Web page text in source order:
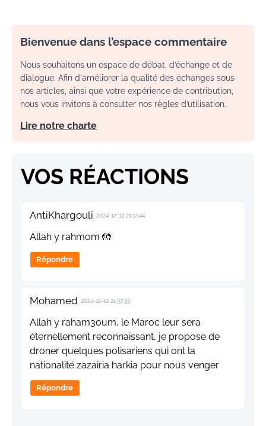
Bienvenue dans l’espace commentaire
Nous souhaitons un espace de débat, d’échange et de
dialogue. Afin d'améliorer la qualité des échanges sous
nos articles, ainsi que votre expérience de contribution,
nous vous invitons à consulter nos règles d’utilisation.
Lire notre charte
VOS RÉACTIONS
AntiKhargouli 2024-12-13 21:12:44
Allah y rahmom 🤲
Répondre
Mohamed 2024-12-12 21:37:33
Allah y raham3oum, le Maroc leur sera
éternellement reconnaissant, je propose de
droner quelques polisariens qui ont la
nationalité zazairia harkia pour nous venger
Répondre